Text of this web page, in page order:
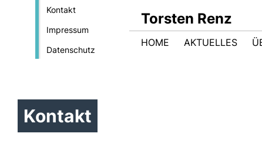
Kontakt
Impressum
Datenschutz
Torsten Renz
HOME AKTUELLES
Kontakt